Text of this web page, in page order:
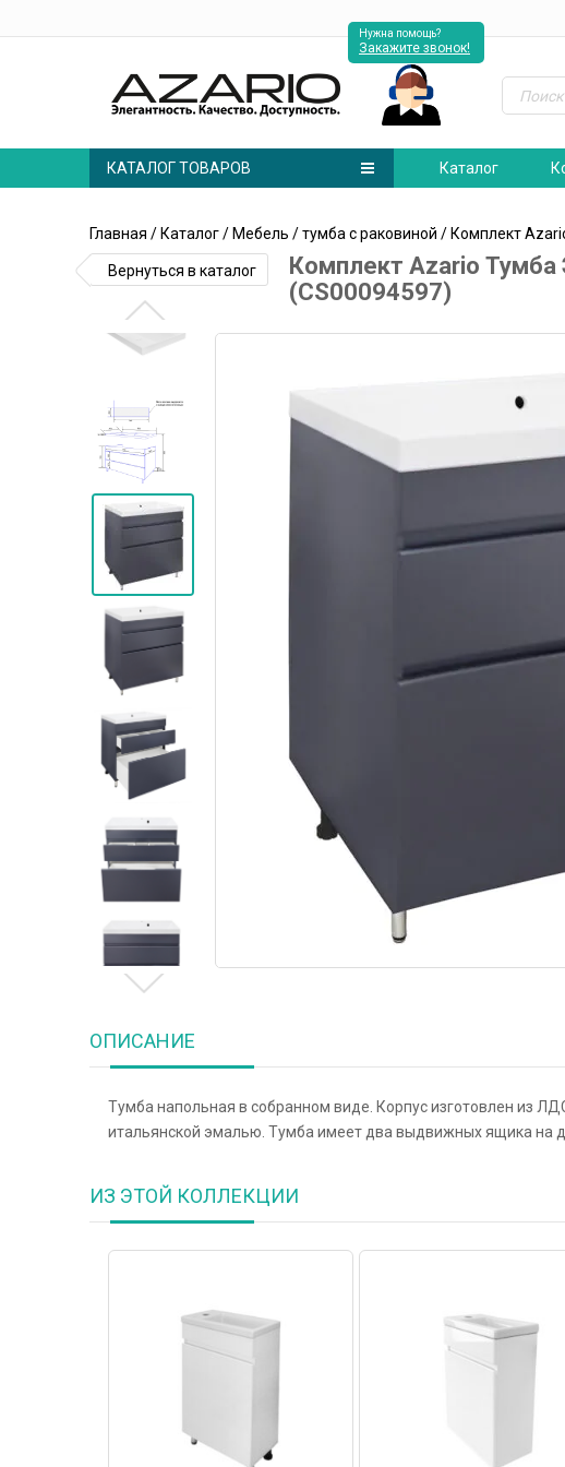
Нужна помощь?
Закажите звонок!
КАТАЛОГ ТОВАРОВ Каталог
Главная / Каталог/ Мебель /тумба с раковиной / Комплект
Вернуться в каталог
Комплект Azario Тумба
(CS00094597)
ОПИСАНИЕ
Тумба напольная в собранном виде. Корпус изготовлен из
итальянской эмалью. Тумба имеет два выдвижных ящика на
ИЗ ЭТОЙ КОЛЛЕКЦИИ